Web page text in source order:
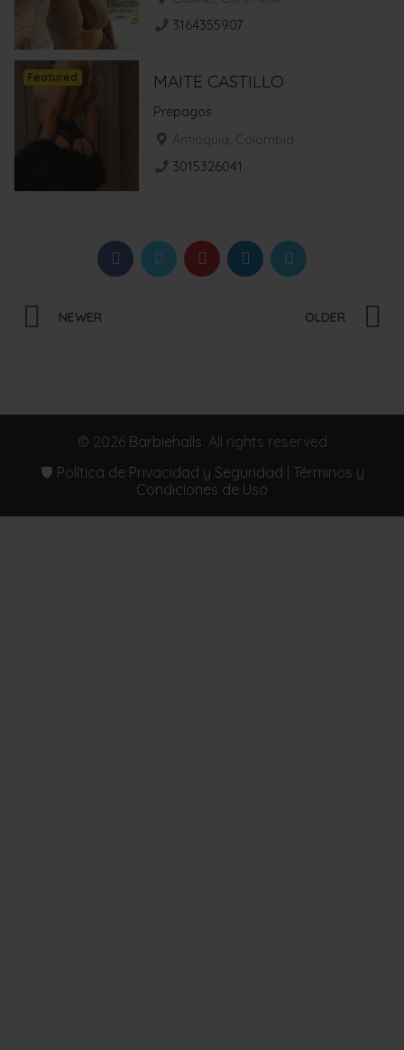
3164355907
Featured MAITE CASTILLO
Prepagos
Antioquia, Colombia
3015326041.
NEWER OLDER
© 2026 Barbiehalls. All rights reserved
🛡️ Política de Privacidad y Seguridad | Términos y
Condiciones de Uso